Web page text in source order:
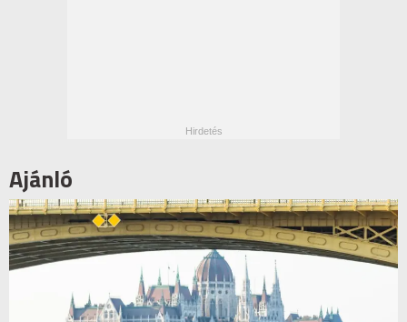
Ajánló